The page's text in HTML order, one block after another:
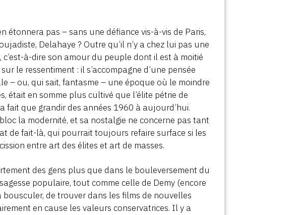
étonnera pas – sans une défiance vis-à-vis de Paris,
Delahaye ? Outre qu’il n’y a chez lui pas une
à-dire son amour du peuple dont il est à moitié
le ressentiment : il s’accompagne d’une pensée
– ou, qui sait, fantasme – une époque où le moindre
était en somme plus cultivé que l’élite pétrie de
fait que grandir des années 1960 à aujourd’hui.
la modernité, et sa nostalgie ne concerne pas tant
de fait-là, qui pourrait toujours refaire surface si les
entre art des élites et art de masses.
des gens plus que dans le bouleversement du
populaire, tout comme celle de Demy (encore
bousculer, de trouver dans les films de nouvelles
en cause les valeurs conservatrices. Il y a